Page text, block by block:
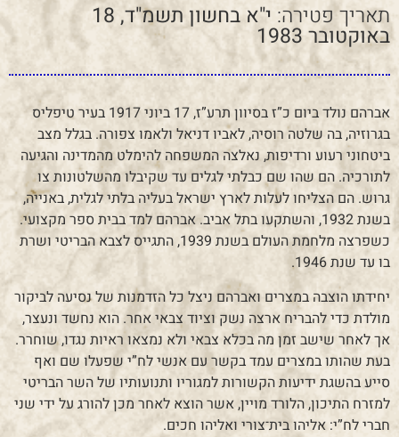
תאריך פטירה:
י"א בחשון תשמ"ד, 18
באוקטובר 1983
אברהם נולד ביום כ”ז בסיוון תרע”ז, 17 ביוני 1917 בעיר טיפליס
בגרוזיה, בה שלטה רוסיה, לאביו דניאל ולאמו צפורה. בגלל מצב
ביטחוני רעוע ורדיפות, נאלצה המשפחה להימלט מהמדינה והגיעה
לתורכיה. הם שהו שם כבלתי לגלים עד שקיבלו מהשלטונות צו
גרוש. הם הצליחו לעלות לארץ ישראל בעליה בלתי לגלית, באנייה,
בשנת 1932, והשתקעו בתל אביב. אברהם למד בבית ספר מקצועי.
כשפרצה מלחמת העולם בשנת 1939, התגייס לצבא הבריטי ושרת
בו עד שנת 1946.
יחידתו הוצבה במצרים ואברהם ניצל כל הזדמנות של נסיעה לביקור
מולדת כדי להבריח ארצה נשק וציוד צבאי אחר. הוא נחשד ונעצר,
אך לאחר שישב זמן מה בכלא צבאי ולא נמצאו ראיות נגדו, שוחרר.
בעת שהותו במצרים עמד בקשר עם אנשי לח”י שפעלו שם ואף
סייע בהשגת ידיעות הקשורות למגוריו ותנועותיו של השר הבריטי
למזרח התיכון, הלורד מויין, אשר הוצא לאחר מכן להורג על ידי שני
חברי לח”י: אליהו בית־צורי ואליהו חכים.